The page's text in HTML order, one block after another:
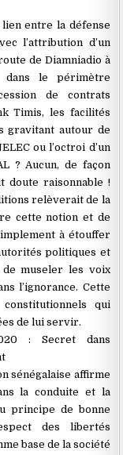
entre la défense
l’attribution d’un
de Diamniadio à
le périmètre
de contrats
Timis, les facilités
gravitant autour de
ou l’octroi d’un
? Aucun, de façon
doute raisonnable !
relèverait de la
cette notion et de
à étouffer
politiques et
de museler les voix
l’ignorance. Cette
qui
de lui servir.
: Secret dans
sénégalaise affirme
la conduite et la
principe de bonne
des libertés
base de la société